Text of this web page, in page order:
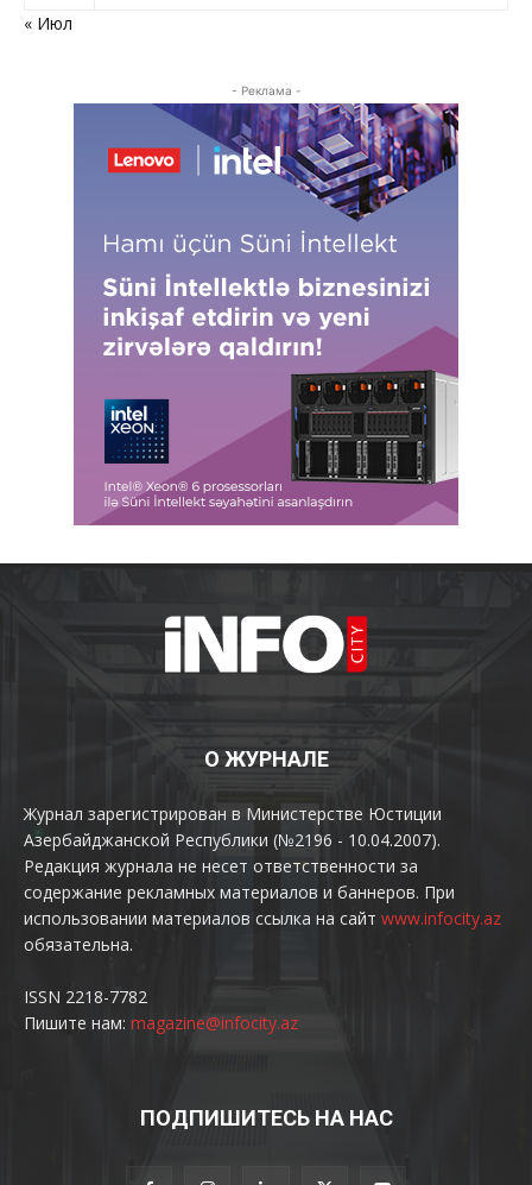
« Июл
- Реклама -
О ЖУРНАЛЕ
Журнал зарегистрирован в Министерстве Юстиции
Азербайджанской Республики (№2196 - 10.04.2007).
Редакция журнала не несет ответственности за
содержание рекламных материалов и баннеров. При
использовании материалов ссылка на сайт www.infocity.az
обязательна.
ISSN 2218-7782
Пишите нам: magazine@infocity.az
ПОДПИШИТЕСЬ НА НАС